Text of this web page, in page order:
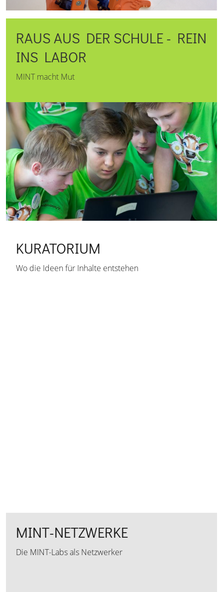
RAUS AUS DER SCHULE - REIN
INS LABOR
MINT macht Mut
KURATORIUM
Wo die Ideen für Inhalte entstehen
MINT-NETZWERKE
Die MINT-Labs als Netzwerker